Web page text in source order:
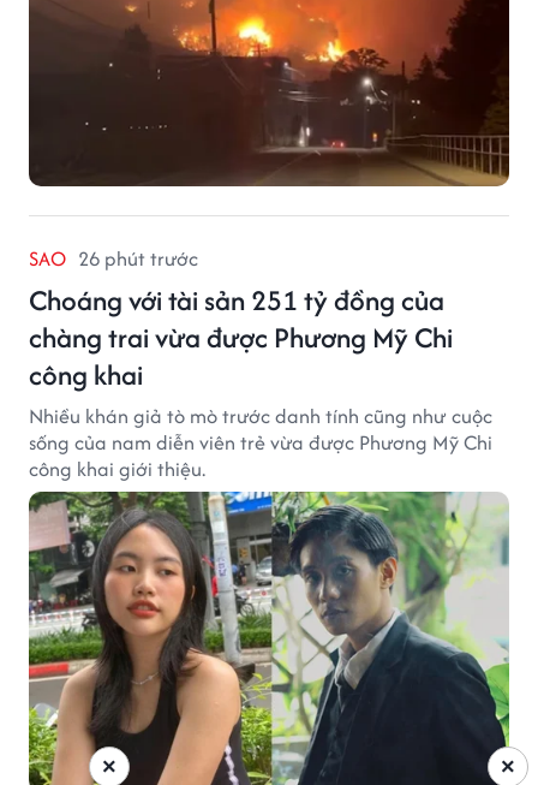
SAO 26 phút trước
Choáng với tài sản 251 tỷ đồng của
chàng trai vừa được Phương Mỹ Chi
công khai
Nhiều khán giả tò mò trước danh tính cũng như cuộc
sống của nam diễn viên trẻ vừa được Phương Mỹ Chi
công khai giới thiệu.
×
×